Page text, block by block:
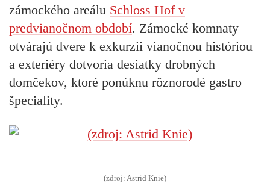
zámockého areálu Schloss Hof v
predvianočnom období. Zámocké komnaty
otvárajú dvere k exkurzii vianočnou históriou
a exteriéry dotvoria desiatky drobných
domčekov, ktoré ponúknu rôznorodé gastro
špeciality.
(zdroj: Astrid Knie)